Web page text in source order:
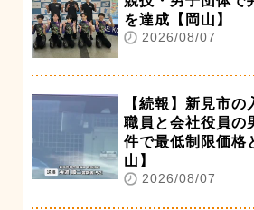
を達成【岡山】
2026/08/07
【続報】新見市
職員と会社役員
件で最低制限価格
山】
2026/08/07